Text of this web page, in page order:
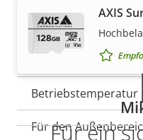
Integrierte IR-
Lokaler Speicher
Betriebstemperatur
Für den
AXIS
Für ein